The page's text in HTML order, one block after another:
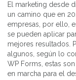
El marketing desde
un camino que en
empresas, por ello,
se pueden aplicar
mejores resultados.
algunos, según lo
WP Forms, estas
en marcha para el